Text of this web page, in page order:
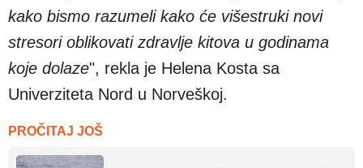
kako bismo razumeli kako će višestruki novi
stresori oblikovati zdravlje kitova u godinama
koje dolaze", rekla je Helena Kosta sa
Univerziteta Nord u Norveškoj.
PROČITAJ JOŠ